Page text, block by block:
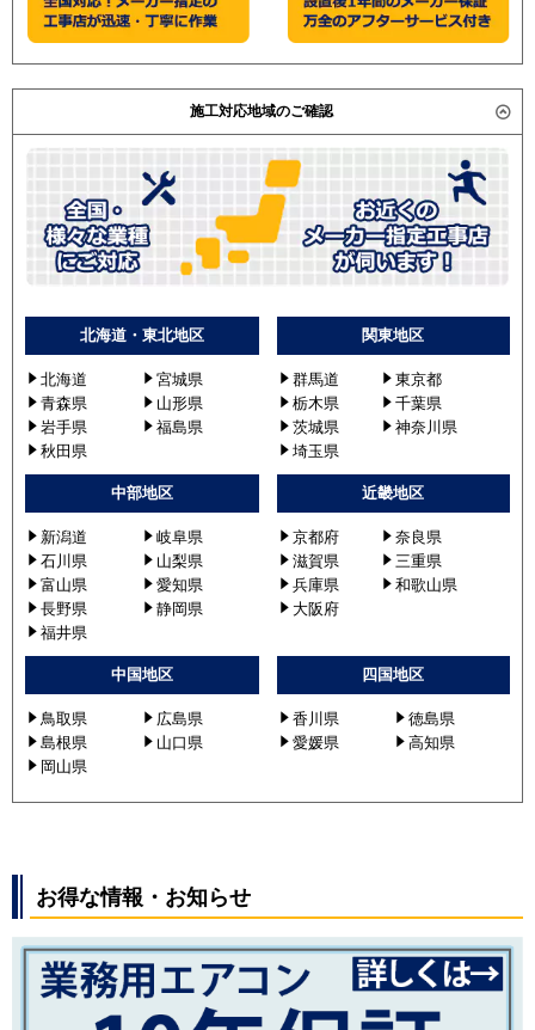
PEZ-ERP280BY
PEZ-ERMP280EZ
PEZ-ERMP280E2
PEZ-ERMP280E3
PEZ-ERMP280E4
PEZ-ERMP280E5
日立
RPI-AP280SH8
RPI-AP280SH9
RPI-AP280SH7
RPI-GP280RSH1
RPI-GP280RSH2
RPI-GP280RSH3
RPI-GP280RSH4
FDUV2805H5A
FDUVP2804H5A
パナソニック
PA-P280E6HNB
PA-P280E7HNB
施工対応地域のご確認
北海道・東北地区
北海道
宮城県
青森県
山形県
岩手県
福島県
秋田県
関東地区
群馬道
東京都
栃木県
千葉県
茨城県
神奈川県
埼玉県
中部地区
新潟道
岐阜県
石川県
山梨県
富山県
愛知県
長野県
静岡県
福井県
近畿地区
京都府
奈良県
滋賀県
三重県
兵庫県
和歌山県
大阪府
中国地区
鳥取県
広島県
島根県
山口県
岡山県
四国地区
香川県
徳島県
愛媛県
高知県
お得な情報・お知らせ